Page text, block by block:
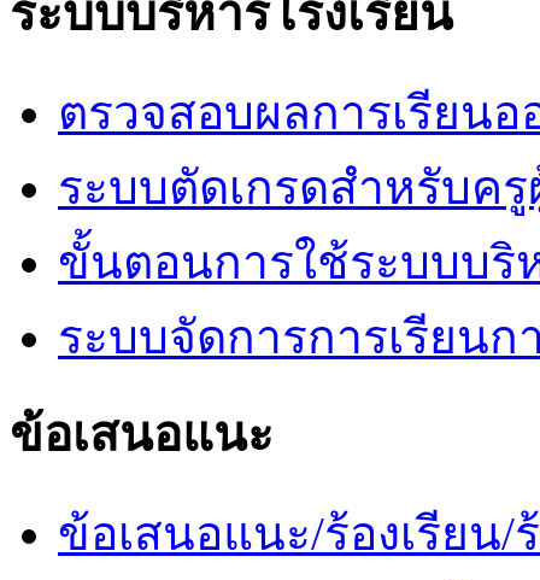
ระบบบริหารโรงเรียน
ตรวจสอบผลการเรียน
ระบบตัดเกรดสำหรับค
ขั้นตอนการใช้ระบบบริ
ระบบจัดการการเรียน
ข้อเสนอแนะ
ข้อเสนอแนะ/ร้องเรียน/